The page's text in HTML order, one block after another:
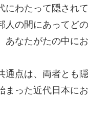
にわたって隠さ
人の間にあってど
あなたがたの中に
通点は、両者と
まった近代日本に